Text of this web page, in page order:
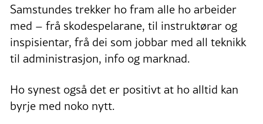
Samstundes trekker ho fram alle ho arbeider
med – frå skodespelarane, til instruktørar og
inspisientar, frå dei som jobbar med all teknikk
til administrasjon, info og marknad.
Ho synest også det er positivt at ho alltid kan
byrje med noko nytt.